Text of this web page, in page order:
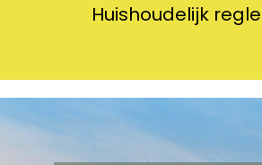
Huishoudelijk